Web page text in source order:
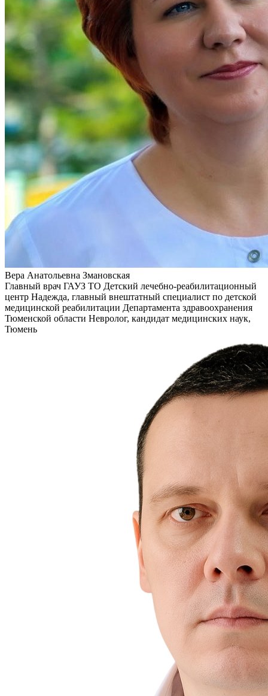
Вера Анатольевна Змановская
Главный врач ГАУЗ ТО Детский лечебно-реабилитационный
центр Надежда, главный внештатный специалист по детской
медицинской реабилитации Департамента здравоохранения
Тюменской области Невролог, кандидат медицинских наук,
Тюмень